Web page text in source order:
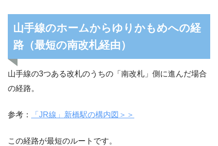
山手線のホームからゆりかもめへの経
路（最短の南改札経由）
山手線の3つある改札のうちの「南改札」側に進んだ場合
の経路。
参考： 「JR線」新橋駅の構内図＞＞
この経路が最短のルートです。